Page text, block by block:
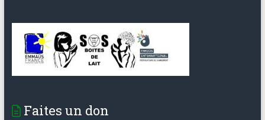
Faites un don